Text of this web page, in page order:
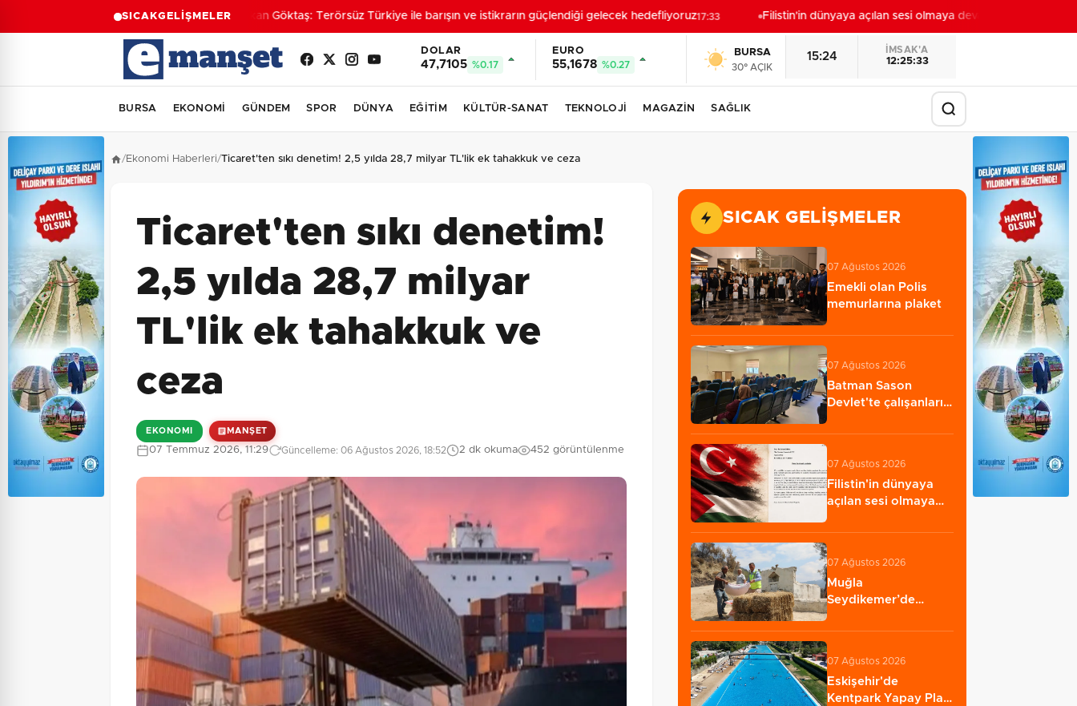
SICAKGELİŞMELERBakan Göktaş: Terörsüz Türkiye ile barışın ve istikrarın güçlendiği gelecek hedefliyoruz17:33 Filistin'in dünyaya açılan sesi olmaya devam edeceğiz
DOLAR
47,7105 %0.17
EURO
55,1678 %0.27
BURSA
30° AÇIK
15:24
İMSAK'A
12:25:31
BURSA EKONOMİ GÜNDEM SPOR DÜNYA EĞİTİM KÜLTÜR-SANAT TEKNOLOJİ MAGAZİN SAĞLIK
/Ekonomi Haberleri/Ticaret'ten sıkı denetim! 2,5 yılda 28,7 milyar TL'lik ek tahakkuk ve ceza
Ticaret'ten sıkı denetim!
2,5 yılda 28,7 milyar
TL'lik ek tahakkuk ve
ceza
EKONOMI MANŞET
07 Temmuz 2026, 11:29 Güncelleme: 06 Ağustos 2026, 18:52 2 dk okuma 452 görüntülenme
SICAK GELIŞMELER
07 Ağustos 2026
Emekli olan Polis
memurlarına plaket
07 Ağustos 2026
Batman Sason
Devlet'te çalışanların
07 Ağustos 2026
Filistin'in dünyaya
açılan sesi olmaya
07 Ağustos 2026
Muğla
Seydikemer’de
07 Ağustos 2026
Eskişehir'de
Kentpark Yapay Plajı